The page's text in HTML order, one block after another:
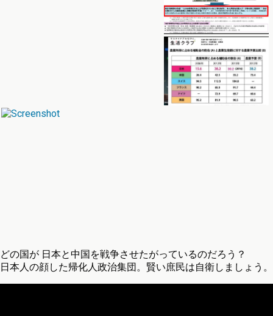
どの国が 日本と中国を戦争させたがっているのだろう？
日本人の顔した帰化人政治集団。賢い庶民は自衛しましょう。